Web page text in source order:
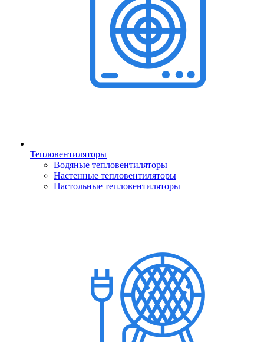
Тепловентиляторы
Водяные тепловентиляторы
Настенные тепловентиляторы
Настольные тепловентиляторы